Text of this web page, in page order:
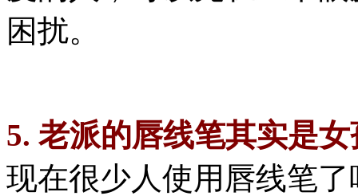
困扰。
5. 老派的唇线笔其实是
现在很少人使用唇线笔